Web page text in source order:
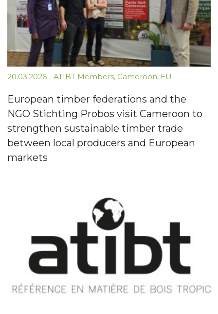
20.03.2026 - ATIBT Members, Cameroon, EU
European timber federations and the
NGO Stichting Probos visit Cameroon to
strengthen sustainable timber trade
between local producers and European
markets